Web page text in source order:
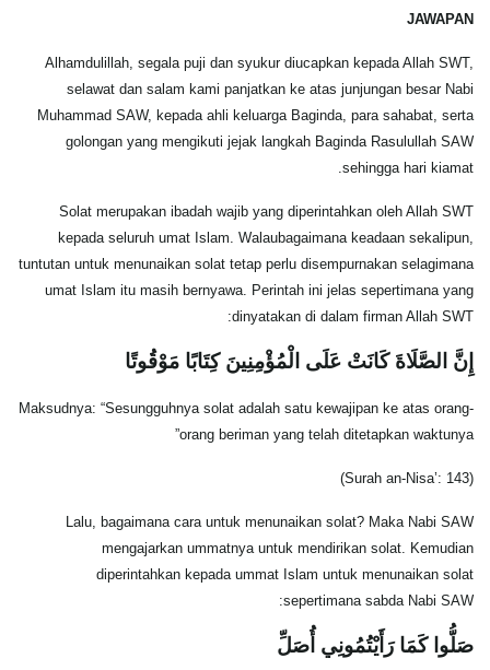
JAWAPAN
Alhamdulillah, segala puji dan syukur diucapkan kepada Allah SWT,
selawat dan salam kami panjatkan ke atas junjungan besar Nabi
Muhammad SAW, kepada ahli keluarga Baginda, para sahabat, serta
golongan yang mengikuti jejak langkah Baginda Rasulullah SAW
sehingga hari kiamat.
Solat merupakan ibadah wajib yang diperintahkan oleh Allah SWT
kepada seluruh umat Islam. Walaubagaimana keadaan sekalipun,
tuntutan untuk menunaikan solat tetap perlu disempurnakan selagimana
umat Islam itu masih bernyawa. Perintah ini jelas sepertimana yang
dinyatakan di dalam firman Allah SWT:
إِنَّ الصَّلَاةَ كَانَتْ عَلَى الْمُؤْمِنِينَ كِتَابًا مَوْقُوتًا
Maksudnya: “Sesungguhnya solat adalah satu kewajipan ke atas orang-
orang beriman yang telah ditetapkan waktunya”
(Surah an-Nisa’: 143)
Lalu, bagaimana cara untuk menunaikan solat? Maka Nabi SAW
mengajarkan ummatnya untuk mendirikan solat. Kemudian
diperintahkan kepada ummat Islam untuk menunaikan solat
sepertimana sabda Nabi SAW:
صَلُّوا كَمَا رَأَيْتُمُونِي أُصَلِّ